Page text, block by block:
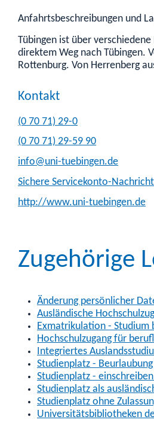
Anfahrtsbeschreibungen und
Tübingen ist über
direktem Weg nach Tübingen.
Rottenburg. Von Herrenberg
Kontakt
(0 70 71) 29-0
(0 70 71) 29-59 90
info@uni-tuebingen.de
Sichere Servicekonto-
http://www.uni-tuebingen.de
Zugehörige
Änderung persönlicher
Ausländische
Exmatrikulation - Studium
Hochschulzugang für
Integriertes
Studienplatz -
Studienplatz -
Studienplatz als
Studienplatz ohne
Universitätsbibliotheken